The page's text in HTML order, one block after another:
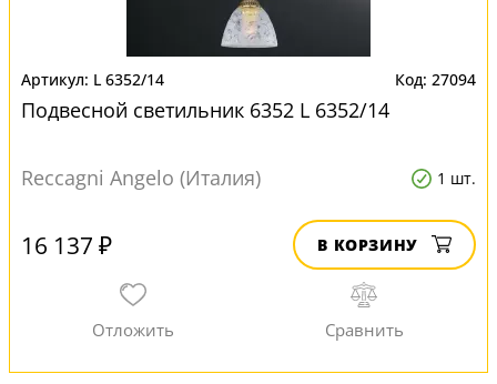
L 6352/14 27094
Подвесной светильник 6352 L 6352/14
Reccagni Angelo (Италия) 1 шт.
16 137 ₽ В КОРЗИНУ